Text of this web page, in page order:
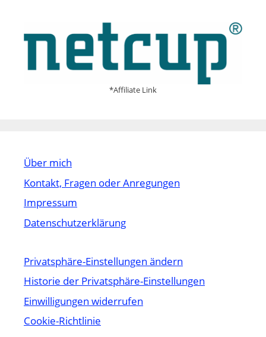
*Affiliate Link
Über mich
Kontakt, Fragen oder Anregungen
Impressum
Datenschutzerklärung
Privatsphäre-Einstellungen ändern
Historie der Privatsphäre-Einstellungen
Einwilligungen widerrufen
Cookie-Richtlinie